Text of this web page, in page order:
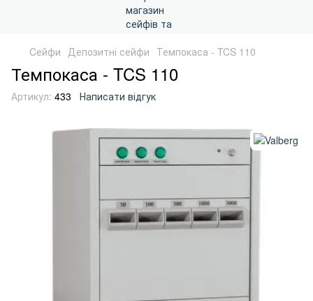
Cейфи Депозитні сейфи Темпокаса - TCS 110
Темпокаса - TCS 110
Артикул: 433 Написати відгук